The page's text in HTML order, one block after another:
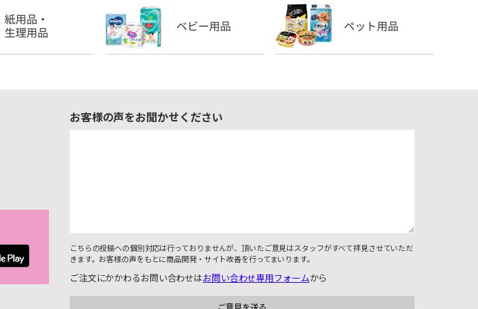
お客様の声をお聞かせください
こちらの投稿への個別対応は行っておりませんが、頂いたご意見はスタッフがすべて拝見させていただ
きます。お客様の声をもとに商品開発・サイト改善を行ってまいります。
ご注文にかかわるお問い合わせはお問い合わせ専用フォームから